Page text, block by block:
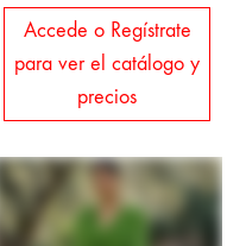
Accede o Regístrate
para ver el catálogo y
precios